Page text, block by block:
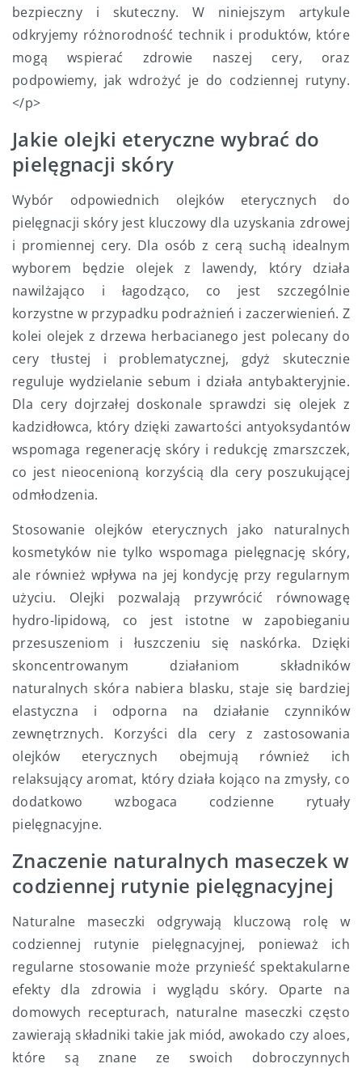
bezpieczny i skuteczny. W niniejszym artykule
odkryjemy różnorodność technik i produktów, które
mogą wspierać zdrowie naszej cery, oraz
podpowiemy, jak wdrożyć je do codziennej rutyny.
</p>
Jakie olejki eteryczne wybrać do
pielęgnacji skóry
Wybór odpowiednich olejków eterycznych do
pielęgnacji skóry jest kluczowy dla uzyskania zdrowej
i promiennej cery. Dla osób z cerą suchą idealnym
wyborem będzie olejek z lawendy, który działa
nawilżająco i łagodząco, co jest szczególnie
korzystne w przypadku podrażnień i zaczerwienień. Z
kolei olejek z drzewa herbacianego jest polecany do
cery tłustej i problematycznej, gdyż skutecznie
reguluje wydzielanie sebum i działa antybakteryjnie.
Dla cery dojrzałej doskonale sprawdzi się olejek z
kadzidłowca, który dzięki zawartości antyoksydantów
wspomaga regenerację skóry i redukcję zmarszczek,
co jest nieocenioną korzyścią dla cery poszukującej
odmłodzenia.
Stosowanie olejków eterycznych jako naturalnych
kosmetyków nie tylko wspomaga pielęgnację skóry,
ale również wpływa na jej kondycję przy regularnym
użyciu. Olejki pozwalają przywrócić równowagę
hydro-lipidową, co jest istotne w zapobieganiu
przesuszeniom i łuszczeniu się naskórka. Dzięki
skoncentrowanym działaniom składników
naturalnych skóra nabiera blasku, staje się bardziej
elastyczna i odporna na działanie czynników
zewnętrznych. Korzyści dla cery z zastosowania
olejków eterycznych obejmują również ich
relaksujący aromat, który działa kojąco na zmysły, co
dodatkowo wzbogaca codzienne rytuały
pielęgnacyjne.
Znaczenie naturalnych maseczek w
codziennej rutynie pielęgnacyjnej
Naturalne maseczki odgrywają kluczową rolę w
codziennej rutynie pielęgnacyjnej, ponieważ ich
regularne stosowanie może przynieść spektakularne
efekty dla zdrowia i wyglądu skóry. Oparte na
domowych recepturach, naturalne maseczki często
zawierają składniki takie jak miód, awokado czy aloes,
które są znane ze swoich dobroczynnych